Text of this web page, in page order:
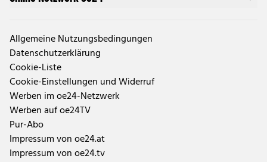
Allgemeine Nutzungsbedingungen
Datenschutzerklärung
Cookie-Liste
Cookie-Einstellungen und Widerruf
Werben im oe24-Netzwerk
Werben auf oe24TV
Pur-Abo
Impressum von oe24.at
Impressum von oe24.tv